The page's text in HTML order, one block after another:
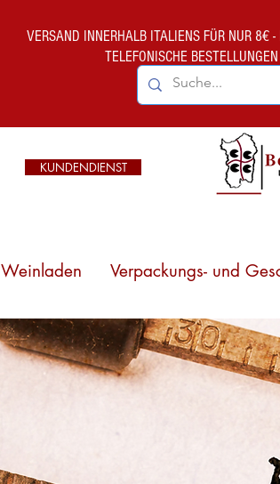
VERSAND INNERHALB ITALIENS FÜR NUR
TELEFONISCHE
KUNDENDIENST
Weinladen Verpackungs- und